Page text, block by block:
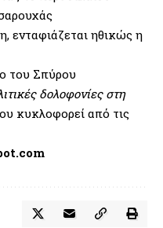
ενταφιάζεται ηθικώς η
του Σπύρου
δολοφονίες στη
κυκλοφορεί από τις